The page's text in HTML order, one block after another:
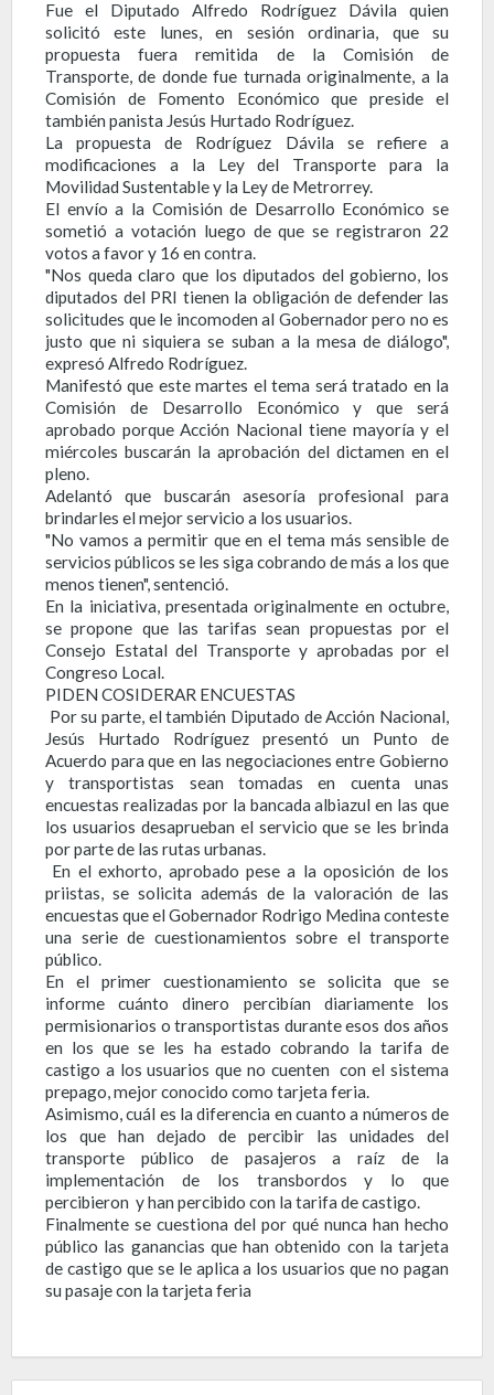
Fue el Diputado Alfredo Rodríguez Dávila quien
solicitó este lunes, en sesión ordinaria, que su
propuesta fuera remitida de la Comisión de
Transporte, de donde fue turnada originalmente, a la
Comisión de Fomento Económico que preside el
también panista Jesús Hurtado Rodríguez.
La propuesta de Rodríguez Dávila se refiere a
modificaciones a la Ley del Transporte para la
Movilidad Sustentable y la Ley de Metrorrey.
El envío a la Comisión de Desarrollo Económico se
sometió a votación luego de que se registraron 22
votos a favor y 16 en contra.
"Nos queda claro que los diputados del gobierno, los
diputados del PRI tienen la obligación de defender las
solicitudes que le incomoden al Gobernador pero no es
justo que ni siquiera se suban a la mesa de diálogo",
expresó Alfredo Rodríguez.
Manifestó que este martes el tema será tratado en la
Comisión de Desarrollo Económico y que será
aprobado porque Acción Nacional tiene mayoría y el
miércoles buscarán la aprobación del dictamen en el
pleno.
Adelantó que buscarán asesoría profesional para
brindarles el mejor servicio a los usuarios.
"No vamos a permitir que en el tema más sensible de
servicios públicos se les siga cobrando de más a los que
menos tienen", sentenció.
En la iniciativa, presentada originalmente en octubre,
se propone que las tarifas sean propuestas por el
Consejo Estatal del Transporte y aprobadas por el
Congreso Local.
PIDEN COSIDERAR ENCUESTAS
Por su parte, el también Diputado de Acción Nacional,
Jesús Hurtado Rodríguez presentó un Punto de
Acuerdo para que en las negociaciones entre Gobierno
y transportistas sean tomadas en cuenta unas
encuestas realizadas por la bancada albiazul en las que
los usuarios desaprueban el servicio que se les brinda
por parte de las rutas urbanas.
En el exhorto, aprobado pese a la oposición de los
priistas, se solicita además de la valoración de las
encuestas que el Gobernador Rodrigo Medina conteste
una serie de cuestionamientos sobre el transporte
público.
En el primer cuestionamiento se solicita que se
informe cuánto dinero percibían diariamente los
permisionarios o transportistas durante esos dos años
en los que se les ha estado cobrando la tarifa de
castigo a los usuarios que no cuenten con el sistema
prepago, mejor conocido como tarjeta feria.
Asimismo, cuál es la diferencia en cuanto a números de
los que han dejado de percibir las unidades del
transporte público de pasajeros a raíz de la
implementación de los transbordos y lo que
percibieron y han percibido con la tarifa de castigo.
Finalmente se cuestiona del por qué nunca han hecho
público las ganancias que han obtenido con la tarjeta
de castigo que se le aplica a los usuarios que no pagan
su pasaje con la tarjeta feria